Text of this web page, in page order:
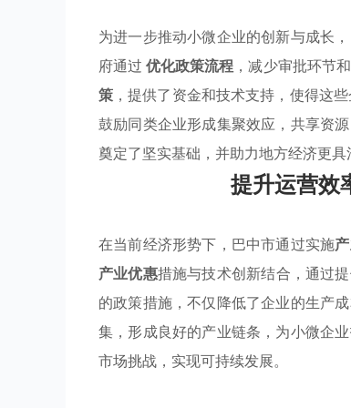
为进一步推动小微企业的创新与成长，
府通过优化政策流程 ，减少审批环节
策 ，提供了资金和技术支持，使得这
鼓励同类企业形成集聚效应，共享资
奠定了坚实基础，并助力地方经济更具
提升运营效
在当前经济形势下，巴中市通过实施
产业优惠措施与技术创新结合，通过
的政策措施，不仅降低了企业的生产
集，形成良好的产业链条，为小微企
市场挑战，实现可持续发展。